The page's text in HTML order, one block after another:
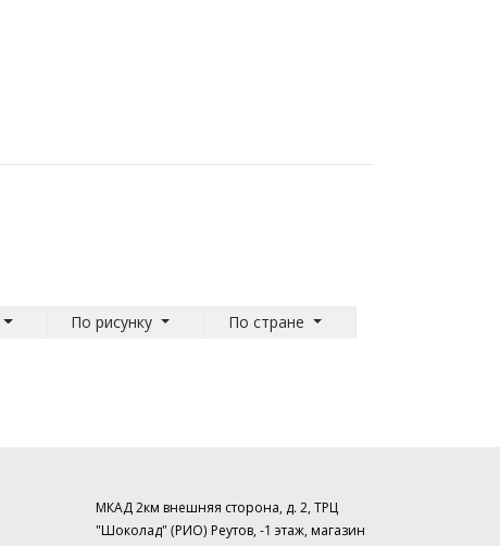
По рисунку По стране
МКАД 2км внешняя сторона, д. 2, ТРЦ
"Шоколад" (РИО) Реутов, -1 этаж, магазин